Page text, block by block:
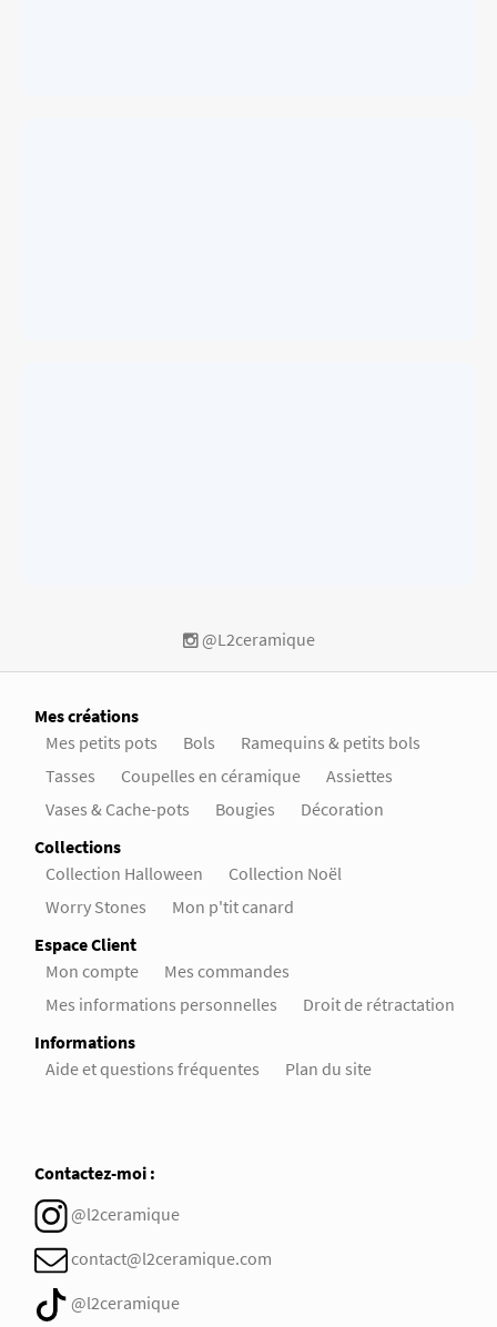
@L2ceramique
Mes créations
Mes petits pots
Bols
Ramequins & petits bols
Tasses
Coupelles en céramique
Assiettes
Vases & Cache-pots
Bougies
Décoration
Collections
Collection Halloween
Collection Noël
Worry Stones
Mon p'tit canard
Espace Client
Mon compte
Mes commandes
Mes informations personnelles
Droit de rétractation
Informations
Aide et questions fréquentes
Plan du site
Contactez-moi :
@l2ceramique
contact@l2ceramique.com
@l2ceramique